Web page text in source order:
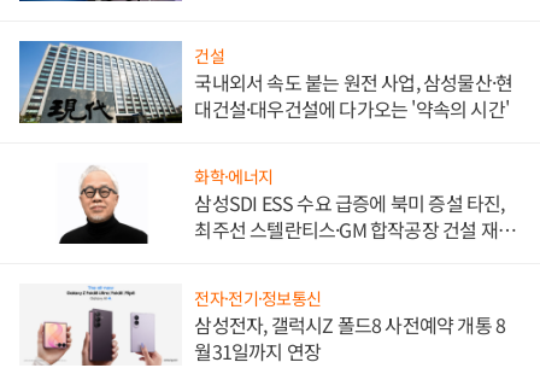
건설
국내외서 속도 붙는 원전 사업, 삼성물산·현
대건설·대우건설에 다가오는 '약속의 시간'
화학·에너지
삼성SDI ESS 수요 급증에 북미 증설 타진,
최주선 스텔란티스·GM 합작공장 건설 재추
전자·전기·정보통신
삼성전자, 갤럭시Z 폴드8 사전예약 개통 8
월31일까지 연장